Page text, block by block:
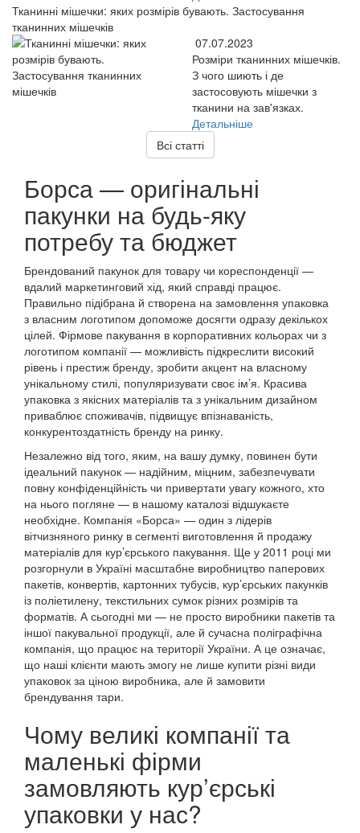
Тканинні мішечки: яких розмірів бувають. Застосування
тканинних мішечків
07.07.2023
Розміри тканинних мішечків.
З чого шиють і де
застосовують мішечки з
тканини на зав'язках.
Детальніше
Всі статті
Борса — оригінальні
пакунки на будь-яку
потребу та бюджет
Брендований пакунок для товару чи кореспонденції —
вдалий маркетинговий хід, який справді працює.
Правильно підібрана й створена на замовлення упаковка
з власним логотипом допоможе досягти одразу декількох
цілей. Фірмове пакування в корпоративних кольорах чи з
логотипом компанії — можливість підкреслити високий
рівень і престиж бренду, зробити акцент на власному
унікальному стилі, популяризувати своє ім’я. Красива
упаковка з якісних матеріалів та з унікальним дизайном
приваблює споживачів, підвищує впізнаваність,
конкурентоздатність бренду на ринку.
Незалежно від того, яким, на вашу думку, повинен бути
ідеальний пакунок — надійним, міцним, забезпечувати
повну конфіденційність чи привертати увагу кожного, хто
на нього погляне — в нашому каталозі відшукаєте
необхідне. Компанія «Борса» — один з лідерів
вітчизняного ринку в сегменті виготовлення й продажу
матеріалів для кур’єрського пакування. Ще у 2011 році ми
розгорнули в Україні масштабне виробництво паперових
пакетів, конвертів, картонних тубусів, кур’єрських пакунків
із поліетилену, текстильних сумок різних розмірів та
форматів. А сьогодні ми — не просто виробники пакетів та
іншої пакувальної продукції, але й сучасна поліграфічна
компанія, що працює на території України. А це означає,
що наші клієнти мають змогу не лише купити різні види
упаковок за ціною виробника, але й замовити
брендування тари.
Чому великі компанії та
маленькі фірми
замовляють кур’єрські
упаковки у нас?